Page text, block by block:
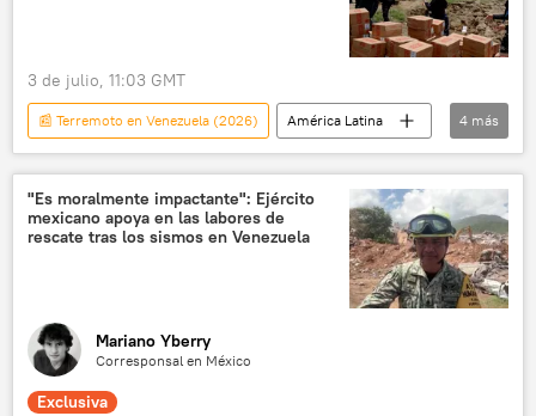
3 de julio, 11:03 GMT
📰 Terremoto en Venezuela (2026)
América Latina
Rusia
Venezuela
ayuda humanitaria
terremoto
4 más
"Es moralmente impactante": Ejército
mexicano apoya en las labores de
rescate tras los sismos en Venezuela
Mariano Yberry
Corresponsal en México
Exclusiva